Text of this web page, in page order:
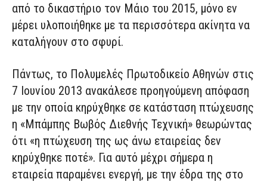
από το δικαστήριο τον Μάιο του 2015, μόνο εν
μέρει υλοποιήθηκε με τα περισσότερα ακίνητα να
καταλήγουν στο σφυρί.
Πάντως, το Πολυμελές Πρωτοδικείο Αθηνών στις
7 Ιουνίου 2013 ανακάλεσε προηγούμενη απόφαση
με την οποία κηρύχθηκε σε κατάσταση πτώχευσης
η «Μπάμπης Βωβός Διεθνής Τεχνική» θεωρώντας
ότι «η πτώχευση της ως άνω εταιρείας δεν
κηρύχθηκε ποτέ». Για αυτό μέχρι σήμερα η
εταιρεία παραμένει ενεργή, με την έδρα της στο